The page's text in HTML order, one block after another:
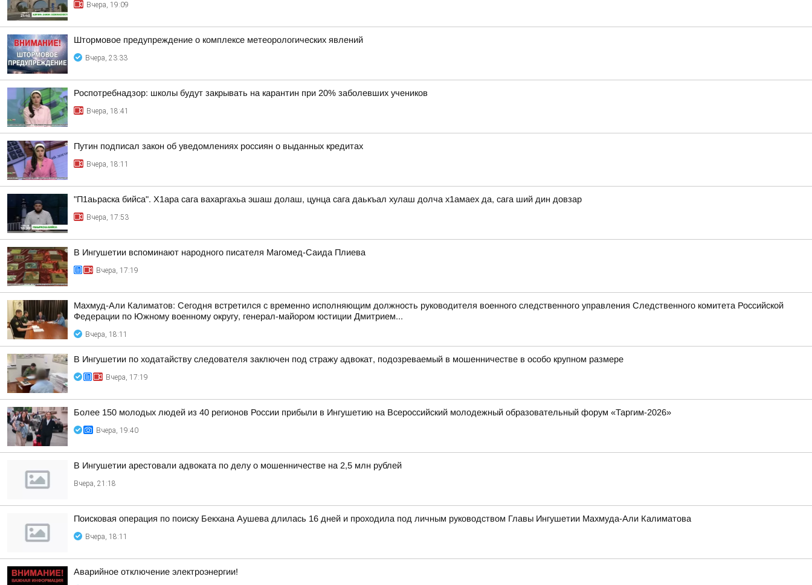
Вчера, 19:09
Штормовое предупреждение о комплексе метеорологических явлений
Вчера, 23:33
Роспотребнадзор: школы будут закрывать на карантин при 20% заболевших учеников
Вчера, 18:41
Путин подписал закон об уведомлениях россиян о выданных кредитах
Вчера, 18:11
"П1аьраска бийса". Х1ара сага вахаргахьа эшаш долаш, цунца сага даькъал хулаш долча х1амаех да, сага ший дин довзар
Вчера, 17:53
В Ингушетии вспоминают народного писателя Магомед-Саида Плиева
Вчера, 17:19
Махмуд-Али Калиматов: Сегодня встретился с временно исполняющим должность руководителя военного следственного управления Следственного комитета Российской
Федерации по Южному военному округу, генерал-майором юстиции Дмитрием...
Вчера, 18:11
В Ингушетии по ходатайству следователя заключен под стражу адвокат, подозреваемый в мошенничестве в особо крупном размере
Вчера, 17:19
Более 150 молодых людей из 40 регионов России прибыли в Ингушетию на Всероссийский молодежный образовательный форум «Таргим-2026»
Вчера, 19:40
В Ингушетии арестовали адвоката по делу о мошенничестве на 2,5 млн рублей
Вчера, 21:18
Поисковая операция по поиску Бекхана Аушева длилась 16 дней и проходила под личным руководством Главы Ингушетии Махмуда-Али Калиматова
Вчера, 18:11
Аварийное отключение электроэнергии!